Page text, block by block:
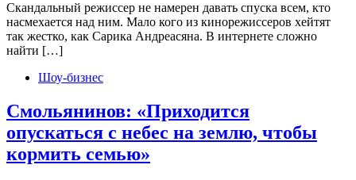
Скандальный режиссер не намерен давать спуска всем, кто
насмехается над ним. Мало кого из кинорежиссеров хейтят
так жестко, как Сарика Андреасяна. В интернете сложно
найти […]
Шоу-бизнес
Смольянинов: «Приходится
опускаться с небес на землю, чтобы
кормить семью»